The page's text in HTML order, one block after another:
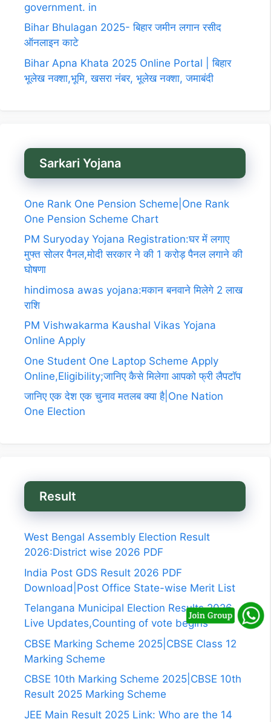
government. in
Bihar Bhulagan 2025- बिहार जमीन लगान रसीद
ऑनलाइन काटे
Bihar Apna Khata 2025 Online Portal | बिहार
भूलेख नक्शा,भूमि, खसरा नंबर, भूलेख नक्शा, जमाबंदी
Sarkari Yojana
One Rank One Pension Scheme|One Rank
One Pension Scheme Chart
PM Suryoday Yojana Registration:घर में लगाए
मुफ्त सोलर पैनल,मोदी सरकार ने की 1 करोड़ पैनल लगाने की
घोषणा
hindimosa awas yojana:मकान बनवाने मिलेगे 2 लाख
राशि
PM Vishwakarma Kaushal Vikas Yojana
Online Apply
One Student One Laptop Scheme Apply
Online,Eligibility;जानिए कैसे मिलेगा आपको फ्री लैपटॉप
जानिए एक देश एक चुनाव मतलब क्या है|One Nation
One Election
Result
West Bengal Assembly Election Result
2026:District wise 2026 PDF
India Post GDS Result 2026 PDF
Download|Post Office State-wise Merit List
Telangana Municipal Election Results 2026
Live Updates,Counting of vote begins
CBSE Marking Scheme 2025|CBSE Class 12
Marking Scheme
CBSE 10th Marking Scheme 2025|CBSE 10th
Result 2025 Marking Scheme
JEE Main Result 2025 Link: Who are the 14